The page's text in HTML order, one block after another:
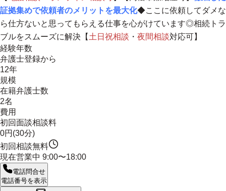
証拠集めで依頼者のメリットを最大化◆ここに依頼してダメな
ら仕方ないと思ってもらえる仕事を心がけています◎相続トラ
ブルをスムーズに解決【 土日祝相談 ・ 夜間相談対応可】
経験年数
弁護士登録から
12年
規模
在籍弁護士数
2名
費用
初回面談相談料
0円(30分)
初回相談無料
現在営業中 9:00〜18:00
電話問合せ
電話番号を表示